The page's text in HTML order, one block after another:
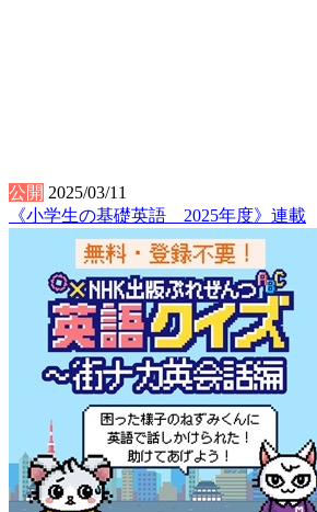
公開 2025/03/11
《小学生の基礎英語 2025年度》連載